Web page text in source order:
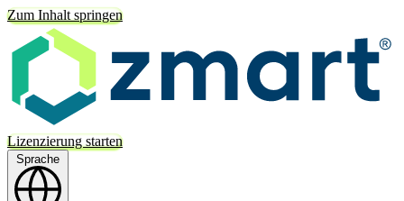
Zum Inhalt springen
Lizenzierung starten
Sprache